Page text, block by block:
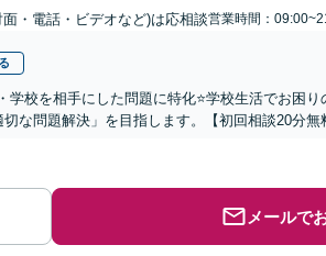
・電話・ビデオなど)は応相談営業時間：
学校を相手にした問題に特化⭐️学校生活でお困
な問題解決」を目指します。【初回相談20分無
メールで